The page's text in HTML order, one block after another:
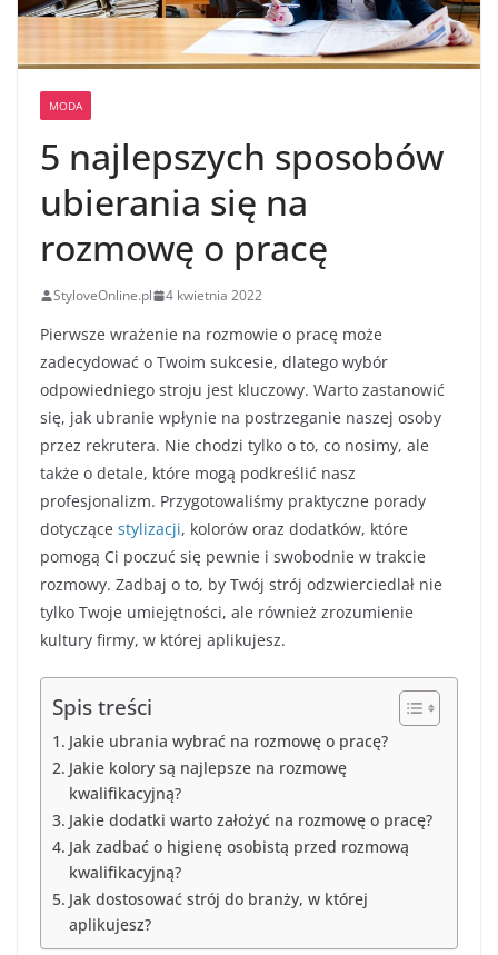
MODA
5 najlepszych sposobów
ubierania się na
rozmowę o pracę
StyloveOnline.pl 4 kwietnia 2022
Pierwsze wrażenie na rozmowie o pracę może
zadecydować o Twoim sukcesie, dlatego wybór
odpowiedniego stroju jest kluczowy. Warto zastanowić
się, jak ubranie wpłynie na postrzeganie naszej osoby
przez rekrutera. Nie chodzi tylko o to, co nosimy, ale
także o detale, które mogą podkreślić nasz
profesjonalizm. Przygotowaliśmy praktyczne porady
dotyczące stylizacji, kolorów oraz dodatków, które
pomogą Ci poczuć się pewnie i swobodnie w trakcie
rozmowy. Zadbaj o to, by Twój strój odzwierciedlał nie
tylko Twoje umiejętności, ale również zrozumienie
kultury firmy, w której aplikujesz.
Spis treści
Jakie ubrania wybrać na rozmowę o pracę?
Jakie kolory są najlepsze na rozmowę
kwalifikacyjną?
Jakie dodatki warto założyć na rozmowę o pracę?
Jak zadbać o higienę osobistą przed rozmową
kwalifikacyjną?
Jak dostosować strój do branży, w której
aplikujesz?